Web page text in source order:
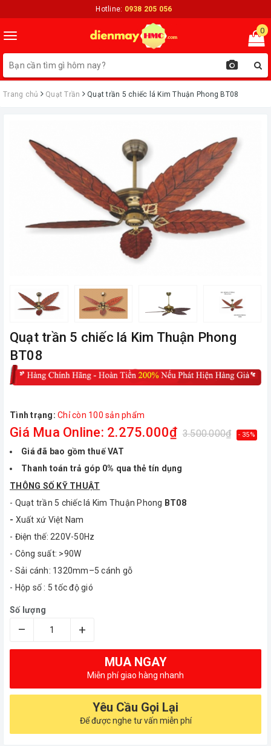
Hotline: 0938 205 056
Toggle
navigation
0
Trang chủ Quạt Trần Quạt trần 5 chiếc lá Kim Thuận Phong BT08
Quạt trần 5 chiếc lá Kim Thuận Phong
BT08
Tình trạng: Chỉ còn 100 sản phẩm
Giá Mua Online: 2.275.000₫ 3.500.000₫ - 35%
Giá đã bao gồm thuế VAT
Thanh toán trả góp 0% qua thẻ tín dụng
THÔNG SỐ KỸ THUẬT
- Quạt trần 5 chiếc lá Kim Thuận Phong BT08
- Xuất xứ Việt Nam
- Điện thế: 220V-50Hz
- Công suất: >90W
- Sải cánh: 1320mm–5 cánh gỗ
- Hộp số : 5 tốc độ gió
Số lượng
– +
MUA NGAY
Miễn phí giao hàng nhanh
Yêu Cầu Gọi Lại
Để được nghe tư vấn miễn phí